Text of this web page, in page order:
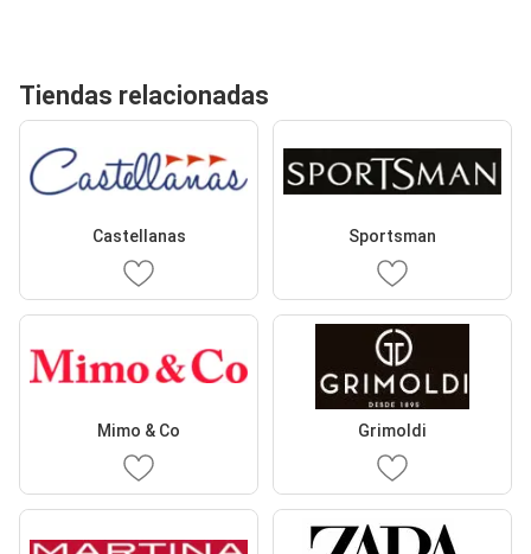
Tiendas relacionadas
Castellanas Sportsman
Mimo & Co Grimoldi